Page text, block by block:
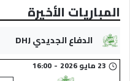
المباريات الأخيرة
الدفاع الجديدي DHJ
23 مايو 2026 -
16:00